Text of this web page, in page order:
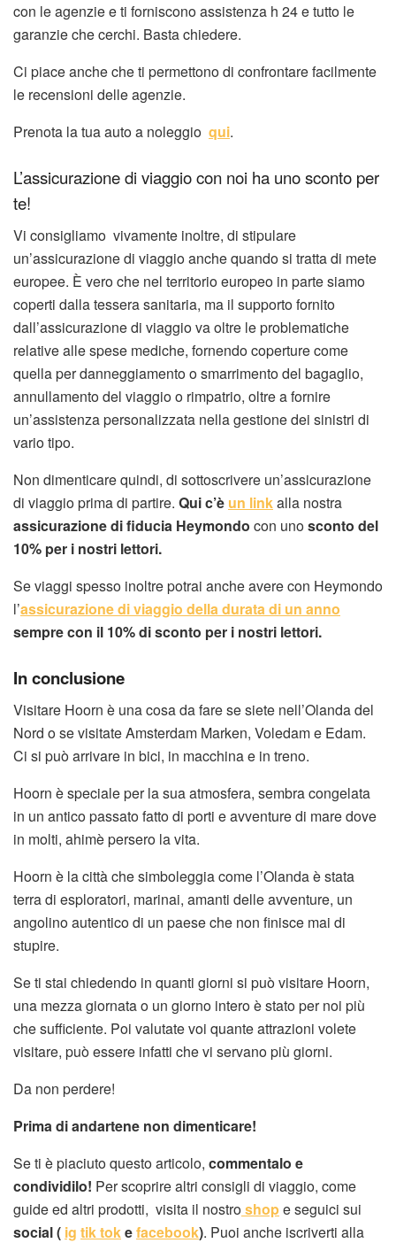
con le agenzie e ti forniscono assistenza h 24 e tutto le
garanzie che cerchi. Basta chiedere.
Ci piace anche che ti permettono di confrontare facilmente
le recensioni delle agenzie.
Prenota la tua auto a noleggio qui.
L’assicurazione di viaggio con noi ha uno sconto per
te!
Vi consigliamo vivamente inoltre, di stipulare
un’assicurazione di viaggio anche quando si tratta di mete
europee. È vero che nel territorio europeo in parte siamo
coperti dalla tessera sanitaria, ma il supporto fornito
dall’assicurazione di viaggio va oltre le problematiche
relative alle spese mediche, fornendo coperture come
quella per danneggiamento o smarrimento del bagaglio,
annullamento del viaggio o rimpatrio, oltre a fornire
un’assistenza personalizzata nella gestione dei sinistri di
vario tipo.
Non dimenticare quindi, di sottoscrivere un’assicurazione
di viaggio prima di partire. Qui c’è un linkalla nostra
assicurazione di fiducia Heymondo con unosconto del
10% per i nostri lettori.
Se viaggi spesso inoltre potrai anche avere con Heymondo
l’assicurazione di viaggio della durata di un anno
sempre con il 10% di sconto per i nostri lettori.
In conclusione
Visitare Hoorn è una cosa da fare se siete nell’Olanda del
Nord o se visitate Amsterdam Marken, Voledam e Edam.
Ci si può arrivare in bici, in macchina e in treno.
Hoorn è speciale per la sua atmosfera, sembra congelata
in un antico passato fatto di porti e avventure di mare dove
in molti, ahimè persero la vita.
Hoorn è la città che simboleggia come l’Olanda è stata
terra di esploratori, marinai, amanti delle avventure, un
angolino autentico di un paese che non finisce mai di
stupire.
Se ti stai chiedendo in quanti giorni si può visitare Hoorn,
una mezza giornata o un giorno intero è stato per noi più
che sufficiente. Poi valutate voi quante attrazioni volete
visitare, può essere infatti che vi servano più giorni.
Da non perdere!
Prima di andartene non dimenticare!
Se ti è piaciuto questo articolo, commentalo e
condividilo! Per scoprire altri consigli di viaggio, come
guide ed altri prodotti, visita il nostroshope seguici sui
social ( ig tik tokefacebook). Puoi anche iscriverti alla